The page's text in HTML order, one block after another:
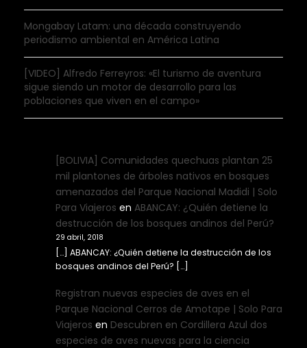
Mongabay Latam: una década construyendo
periodismo ambiental en América Latina
[VIDEO] Alfredo Ferreyros: «El turismo de aventura
sigue siendo un motor de desarrollo para las
poblaciones que viven en el campo»
[BOLIVIA] Comunidades quechuas plantan 25
mil plantones de árboles nativos en bosques
amenazados del Parque Nacional Madidi | Solo
Para Viajeros en ABANCAY: ¿Quién detiene la
destrucción de los bosques andinos del Perú?
29 abril, 2018
[…] ABANCAY: ¿Quién detiene la destrucción de los
bosques andinos del Perú? […]
Registran nuevas especies de aves en el
Parque Nacional Cerros de Amotape | Solo Para
Viajeros en Descubren en Cordillera Azul dos
especies de aves nuevas para la ciencia